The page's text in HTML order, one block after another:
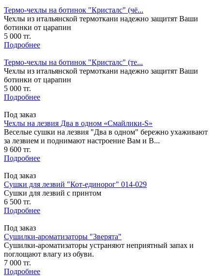
Термо-чехлы на ботинок "Кристалс" (чё...
Чехлы из итальянской термоткани надежно защитят Ваши
ботинки от царапин
5 000 тг.
Подробнее
Термо-чехлы на ботинок "Кристалс" (те...
Чехлы из итальянской термоткани надежно защитят Ваши
ботинки от царапин
5 000 тг.
Подробнее
Под заказ
Чехлы на лезвия Два в одном «Смайлики-S»
Веселые сушки на лезвия "Два в одном" бережно ухаживают
за лезвием и поднимают настроение Вам и В...
9 600 тг.
Подробнее
Под заказ
Сушки для лезвий "Кот-единорог" 014-029
Сушки для лезвий с принтом
6 500 тг.
Подробнее
Под заказ
Сушилки-ароматизаторы "Зверята"
Сушилки-ароматизаторы устраняют неприятный запах и
поглощают влагу из обуви.
7 000 тг.
Подробнее